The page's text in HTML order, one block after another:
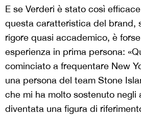
E se Verderi è stato così
questa caratteristica del brand,
rigore quasi accademico, è
esperienza in prima persona:
cominciato a frequentare New
una persona del team Stone
che mi ha molto sostenuto negli
diventata una figura di